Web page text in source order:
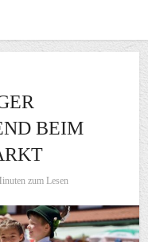
BEIM
zum Lesen